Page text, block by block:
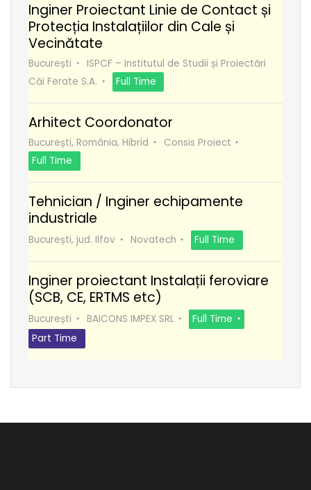
Inginer Proiectant Linie de Contact și
Protecția Instalațiilor din Cale și
Vecinătate
București
ISPCF – Institutul de Studii și Proiectări
Căi Ferate S.A.
Full Time
Arhitect Coordonator
București, România, Hibrid
Consis Proiect
Full Time
Tehnician / Inginer echipamente
industriale
București, jud. Ilfov Novatech Full Time
Inginer proiectant Instalații feroviare
(SCB, CE, ERTMS etc)
București BAICONS IMPEX SRL
Full Time
Part Time